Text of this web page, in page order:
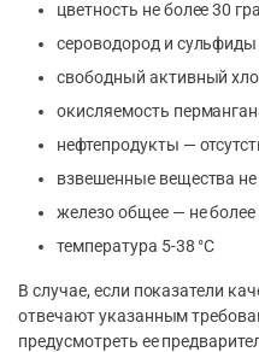
цветность не более 30
сероводород и сульфиды
свободный активный
окисляемость
нефтепродукты —
взвешенные вещества
железо общее — не более
температура 5-38 °С
В случае, если показатели
отвечают указанным
предусмотреть ее